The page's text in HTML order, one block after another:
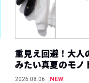
重見え回避！大人
みたい真夏のモノ
2026.08.06
NEW